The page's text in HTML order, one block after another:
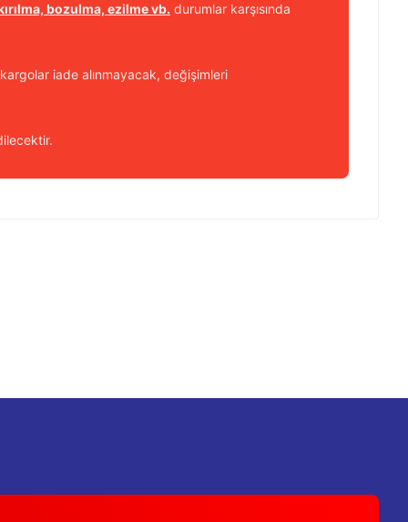
bozulma, ezilme vb. durumlar karşısında
iade alınmayacak, değişimleri